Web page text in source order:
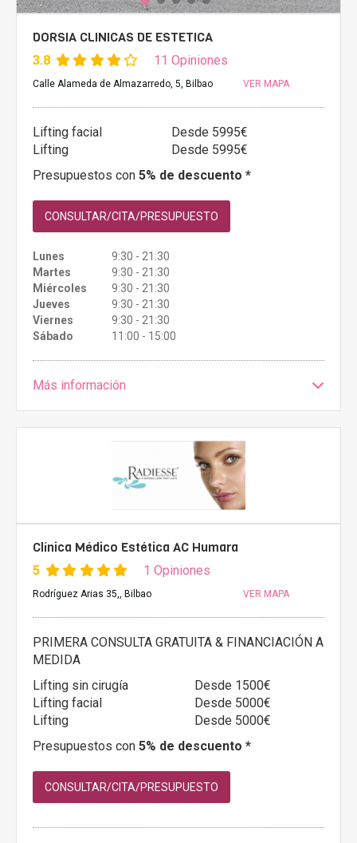
DORSIA CLINICAS DE ESTETICA
3.8 11 Opiniones
Calle Alameda de Almazarredo, 5, Bilbao VER MAPA
Lifting facial
Desde 5995€
Lifting
Desde 5995€
Presupuestos con 5% de descuento *
CONSULTAR/CITA/PRESUPUESTO
Lunes
9:30 - 21:30
Martes
9:30 - 21:30
Miércoles
9:30 - 21:30
Jueves
9:30 - 21:30
Viernes
9:30 - 21:30
Sábado
11:00 - 15:00
Más información
Clínica Médico Estética AC Humara
5 1 Opiniones
Rodríguez Arias 35,, Bilbao VER MAPA
PRIMERA CONSULTA GRATUITA & FINANCIACIÓN A
MEDIDA
Lifting sin cirugía
Desde 1500€
Lifting facial
Desde 5000€
Lifting
Desde 5000€
Presupuestos con 5% de descuento *
CONSULTAR/CITA/PRESUPUESTO